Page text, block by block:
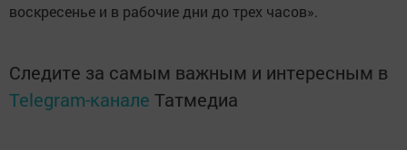
воскресенье и в рабочие дни до трех часов».
Следите за самым важным и интересным в
Telegram-канале Татмедиа